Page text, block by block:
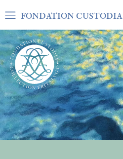
FONDATION CUSTODIA